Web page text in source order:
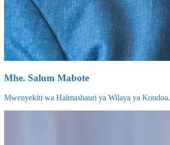
Mhe. Salum Mabote
Mwenyekiti wa Halmashauri ya Wilaya ya Kondoa.